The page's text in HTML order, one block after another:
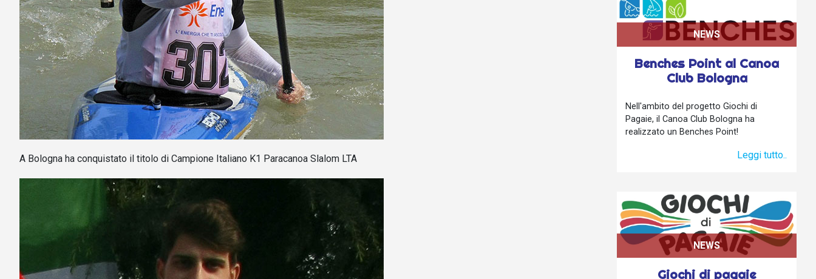
A Bologna ha conquistato il titolo di Campione Italiano K1 Paracanoa Slalom LTA
Benches Point al Canoa
Club Bologna
NEWS
Nell'ambito del progetto Giochi di
Pagaie, il Canoa Club Bologna ha
realizzato un Benches Point!
Leggi tutto..
Giochi di pagaie
NEWS